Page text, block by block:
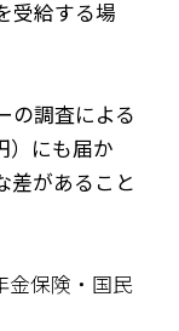
受給する場
の調査による
）にも届か
差があること
金保険・国民